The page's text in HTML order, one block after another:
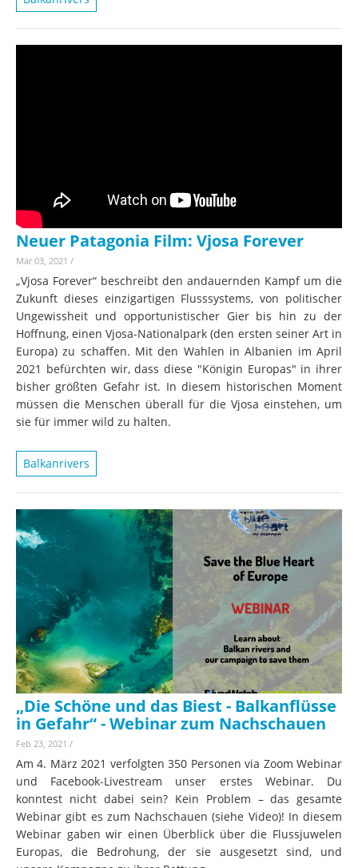
Neuer Patagonia Film: Vjosa Forever
Mär 03, 2021 /
„Vjosa Forever“ beschreibt den andauernden Kampf um die
Zukunft dieses einzigartigen Flusssystems, von politischer
Ungewissheit und opportunistischer Gier bis hin zu der
Hoffnung, einen Vjosa-Nationalpark (den ersten seiner Art in
Europa) zu schaffen. Mit den Wahlen in Albanien im April
2021 befürchten wir, dass diese "Königin Europas" in ihrer
bisher größten Gefahr ist. In diesem historischen Moment
müssen die Menschen überall für die Vjosa einstehen, um
sie für immer wild zu halten.
Balkanrivers
„Die Schöne und das Biest - Balkanflüsse
in Gefahr“ - Webinar zum Nachschauen
Feb 23, 2021 /
Am 4. März 2021 verfolgten 350 Personen via Zoom Webinar
und Facebook-Livestream unser erstes Webinar. Du
konntest nicht dabei sein? Kein Problem – das gesamte
Webinar gibt es zum Nachschauen (siehe Video)! In diesem
Webinar gaben wir einen Überblick über die Flussjuwelen
Europas, die Bedrohung, der sie ausgesetzt sind, und